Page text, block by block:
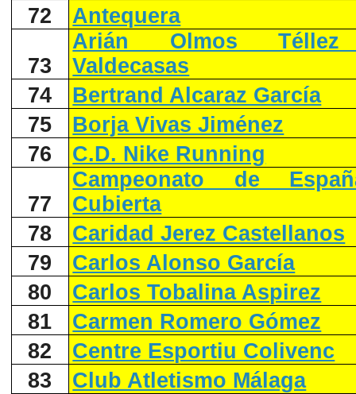
72
Antequera
73
Arián Olmos Téllez
Valdecasas
74
Bertrand Alcaraz García
75
Borja Vivas Jiménez
76
C.D. Nike Running
77
Campeonato de
Cubierta
78
Caridad Jerez Castellanos
79
Carlos Alonso García
80
Carlos Tobalina Aspirez
81
Carmen Romero Gómez
82
Centre Esportiu Colivenc
83
Club Atletismo Málaga